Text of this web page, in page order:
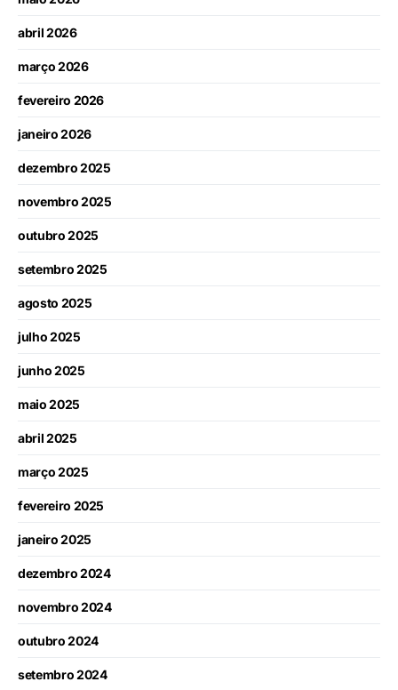
abril 2026
março 2026
fevereiro 2026
janeiro 2026
dezembro 2025
novembro 2025
outubro 2025
setembro 2025
agosto 2025
julho 2025
junho 2025
maio 2025
abril 2025
março 2025
fevereiro 2025
janeiro 2025
dezembro 2024
novembro 2024
outubro 2024
setembro 2024